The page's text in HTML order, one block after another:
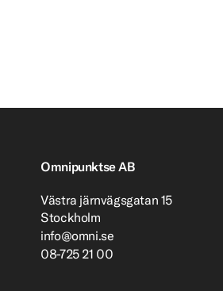
Omnipunktse AB
Västra järnvägsgatan 15
Stockholm
info@omni.se
08-725 21 00